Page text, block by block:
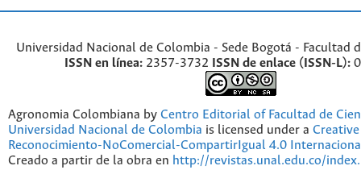
Universidad Nacional de Colombia - Sede Bogotá - Facultad
ISSN en línea: 2357-3732 ISSN de enlace (ISSN-L):
Agronomia Colombiana by Centro Editorial of Facultad de
Universidad Nacional de Colombia is licensed under a
Reconocimiento-NoComercial-CompartirIgual 4.0
Creado a partir de la obra en http://revistas.unal.edu.co/